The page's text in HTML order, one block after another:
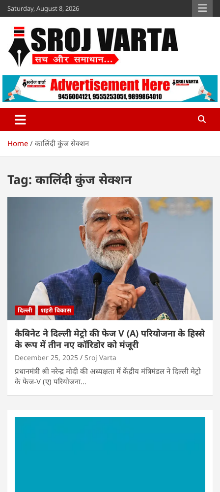
Skip
to
content
Saturday, August 8, 2026
Sroj Varta
www.srojvarta.in
Home कालिंदी कुंज सेक्शन
Tag: कालिंदी कुंज सेक्शन
दिल्ली शहरी विकास
कैबिनेट ने दिल्ली मेट्रो की फेज V (A) परियोजना के हिस्से
के रूप में तीन नए कॉरिडोर को मंजूरी
December 25, 2025 Sroj Varta
प्रधानमंत्री श्री नरेन्द्र मोदी की अध्यक्षता में केंद्रीय मंत्रिमंडल ने दिल्ली मेट्रो
के फेज-V (ए) परियोजना…